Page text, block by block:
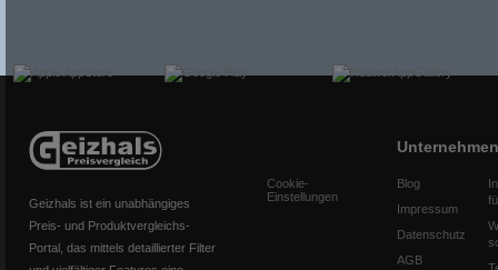
Geizhals ist ein unabhängiges
Preis- und Produktvergleichs-
Portal, das mittels detaillierter Filter
Cookie-
Einstellungen
Unternehmen
Blog
Impressum
Datenschutz
AGB